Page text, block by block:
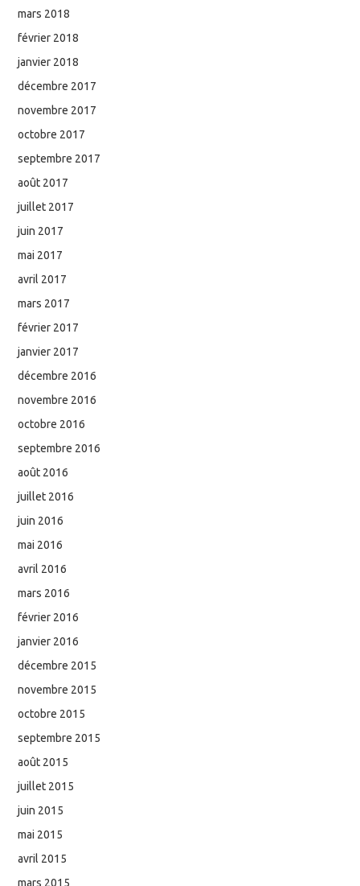
mars 2018
février 2018
janvier 2018
décembre 2017
novembre 2017
octobre 2017
septembre 2017
août 2017
juillet 2017
juin 2017
mai 2017
avril 2017
mars 2017
février 2017
janvier 2017
décembre 2016
novembre 2016
octobre 2016
septembre 2016
août 2016
juillet 2016
juin 2016
mai 2016
avril 2016
mars 2016
février 2016
janvier 2016
décembre 2015
novembre 2015
octobre 2015
septembre 2015
août 2015
juillet 2015
juin 2015
mai 2015
avril 2015
mars 2015